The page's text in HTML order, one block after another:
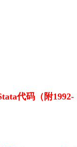
代码（附1992-